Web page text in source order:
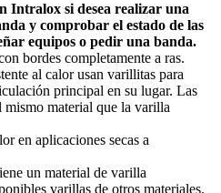
Intralox si desea realizar una
y comprobar el estado de las
equipos o pedir una banda.
bordes completamente a ras.
al calor usan varillitas para
principal en su lugar. Las
mismo material que la varilla
en aplicaciones secas a
un material de varilla
varillas de otros materiales.